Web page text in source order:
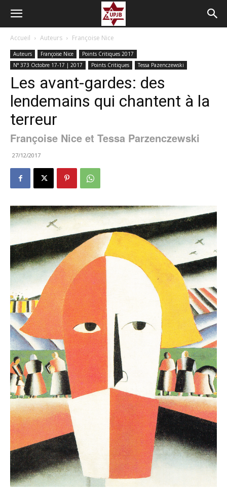
Accueil Auteurs Françoise Nice
Auteurs Françoise Nice
Points Critiques 2017
N° 373 Octobre 17-17 | 2017
Points Critiques Tessa Pazenczewski
Les avant-gardes: des
lendemains qui chantent à la
terreur
Françoise Nice et Tessa Parzenczewski
27/12/2017